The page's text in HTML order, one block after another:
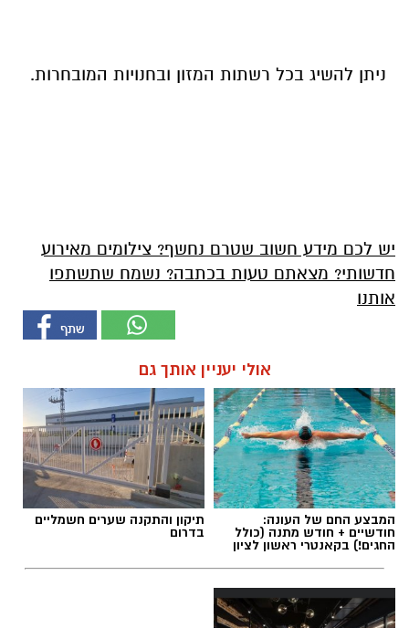
ניתן להשיג בכל רשתות המזון ובחנויות המובחרות.
יש לכם מידע חשוב שטרם נחשף? צילומים מאירוע
חדשותי? מצאתם טעות בכתבה? נשמח שתשתפו
אותנו
אולי יעניין אותך גם
המבצע החם של העונה:
חודשיים + חודש מתנה (כולל
החגים!) בקאנטרי ראשון לציון
תיקון והתקנה שערים חשמליים
בדרום